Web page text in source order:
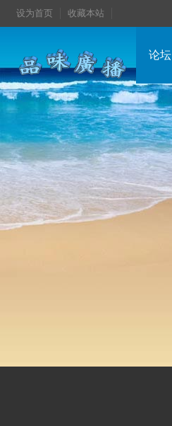
设为首页 收藏本站
论坛